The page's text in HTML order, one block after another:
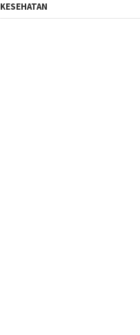
KESEHATAN